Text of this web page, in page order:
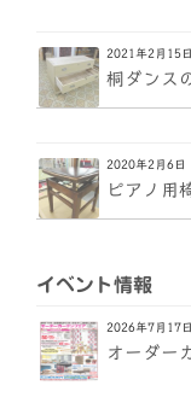
2021年2月15日
桐ダンス
2020年2月6日
ピアノ用
イベント情報
2026年7月17日
オーダー